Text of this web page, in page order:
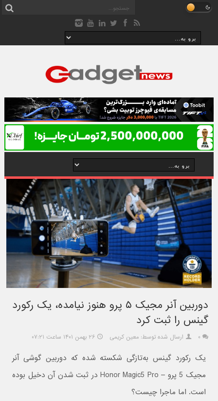
دوربین آنر مجیک ۵ پرو هنوز نیامده، یک رکورد
گینس را ثبت کرد
۰ ارسال شده توسط: معین کریمی ۲۶ بهمن ۱۴۰۱ ساعت ۰۷:۲۱
یک رکورد گینس به‌تازگی شکسته شده که دوربین گوشی آنر
مجیک 5 پرو – Honor Magic5 Pro در ثبت شدن آن دخیل بوده
است. اما ماجرا چیست؟